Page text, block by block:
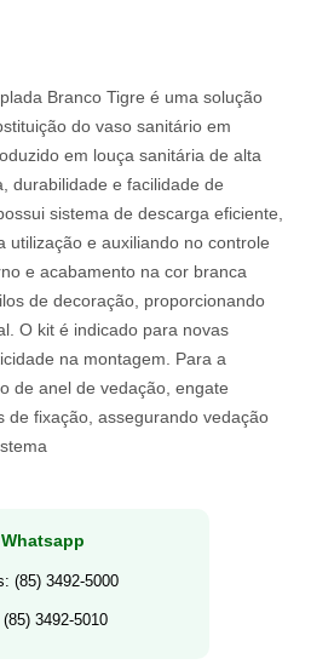
Branco Tigre é uma solução
do vaso sanitário em
em louça sanitária de alta
durabilidade e facilidade de
sistema de descarga eficiente,
utilização e auxiliando no controle
e acabamento na cor branca
de decoração, proporcionando
O kit é indicado para novas
na montagem. Para a
de anel de vedação, engate
de fixação, assegurando vedação
(85) 3492-5000
3492-5010